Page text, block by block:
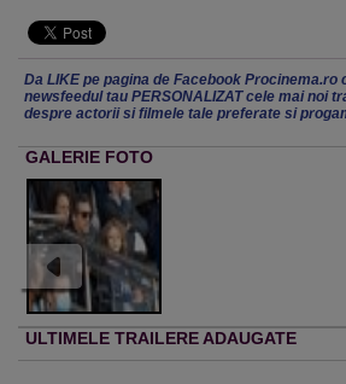
Da LIKE pe pagina de Facebook Procinema.ro
newsfeedul tau PERSONALIZAT cele mai noi
despre actorii si filmele tale preferate si
GALERIE FOTO
ULTIMELE TRAILERE ADAUGATE